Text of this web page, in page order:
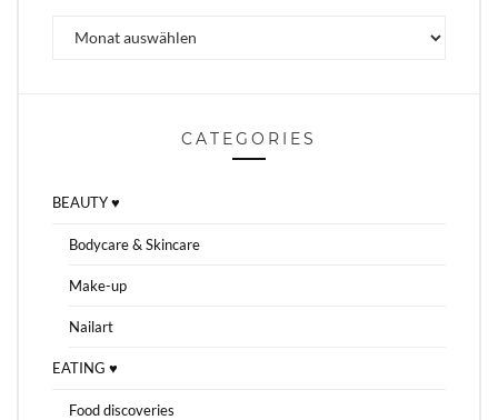
CATEGORIES
BEAUTY ♥
Bodycare & Skincare
Make-up
Nailart
EATING ♥
Food discoveries